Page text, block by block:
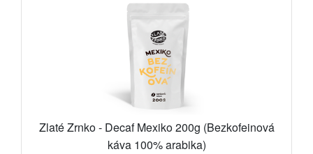
Zlaté Zrnko - Decaf Mexiko 200g (Bezkofeinová
káva 100% arabika)